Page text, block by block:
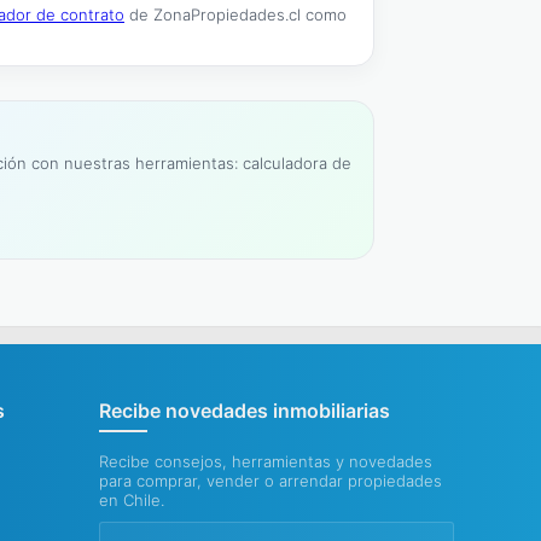
de contrato de ZonaPropiedades.cl como
con nuestras herramientas: calculadora de
Recibe novedades inmobiliarias
Recibe consejos, herramientas y novedades
para comprar, vender o arrendar propiedades
en Chile.